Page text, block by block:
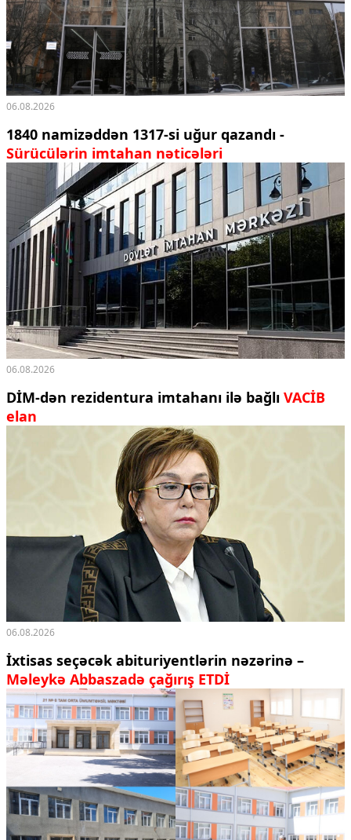
06.08.2026
1840 namizəddən 1317-si uğur qazandı -
Sürücülərin imtahan nəticələri
06.08.2026
DİM-dən rezidentura imtahanı ilə bağlı VACİB
elan
06.08.2026
İxtisas seçəcək abituriyentlərin nəzərinə –
Məleykə Abbaszadə çağırış ETDİ